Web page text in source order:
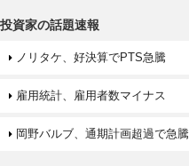
投資家の話題速報
ノリタケ、好決算でPTS急騰
雇用統計、雇用者数マイナス
岡野バルブ、通期計画超過で急騰